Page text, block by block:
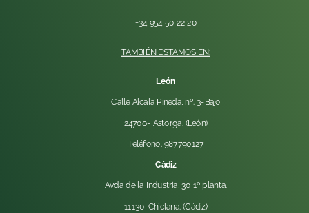
+34 954 50 22 20
TAMBIÉN ESTAMOS EN:
León
Calle Alcala Pineda, nº. 3-Bajo
24700- Astorga. (León)
Teléfono. 987790127
Cádiz
Avda de la Industria, 30 1º planta.
11130-Chiclana. (Cádiz)